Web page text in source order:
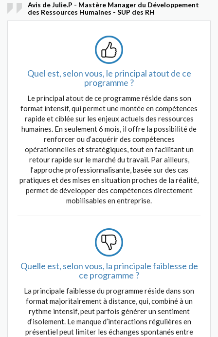
Avis de Julie.P - Mastère Manager du Développement
des Ressources Humaines - SUP des RH
Quel est, selon vous, le principal atout de ce
programme ?
Le principal atout de ce programme réside dans son
format intensif, qui permet une montée en compétences
rapide et ciblée sur les enjeux actuels des ressources
humaines. En seulement 6 mois, il offre la possibilité de
renforcer ou d’acquérir des compétences
opérationnelles et stratégiques, tout en facilitant un
retour rapide sur le marché du travail. Par ailleurs,
l’approche professionnalisante, basée sur des cas
pratiques et des mises en situation proches de la réalité,
permet de développer des compétences directement
mobilisables en entreprise.
Quelle est, selon vous, la principale faiblesse de
ce programme ?
La principale faiblesse du programme réside dans son
format majoritairement à distance, qui, combiné à un
rythme intensif, peut parfois générer un sentiment
d’isolement. Le manque d’interactions régulières en
présentiel peut limiter les échanges spontanés entre